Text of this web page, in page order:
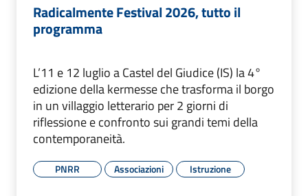
Radicalmente Festival 2026, tutto il
programma
L’11 e 12 luglio a Castel del Giudice (IS) la 4°
edizione della kermesse che trasforma il borgo
in un villaggio letterario per 2 giorni di
riflessione e confronto sui grandi temi della
contemporaneità.
PNRR Associazioni Istruzione